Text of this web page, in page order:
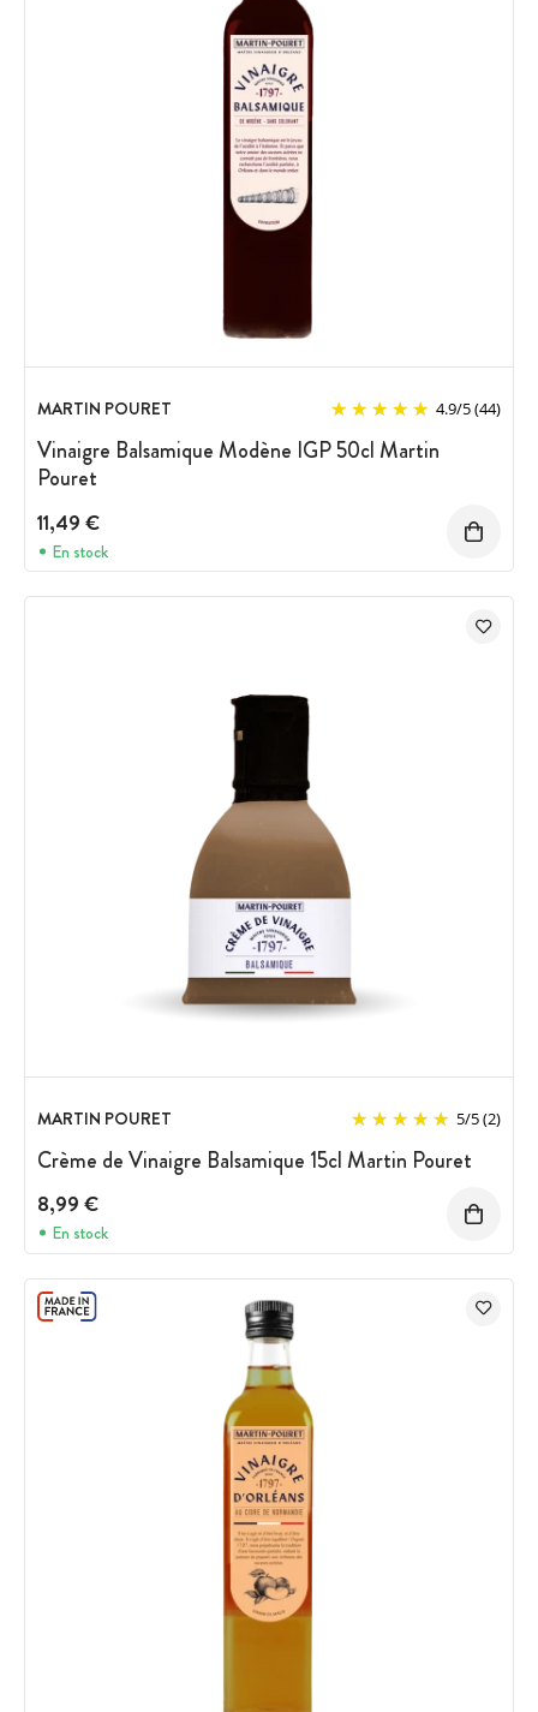
MARTIN POURET 4.9/5(44)
Vinaigre Balsamique Modène IGP 50cl Martin
Pouret
11,49 €
En stock
MARTIN POURET 5/5(2)
Crème de Vinaigre Balsamique 15cl Martin Pouret
8,99 €
En stock